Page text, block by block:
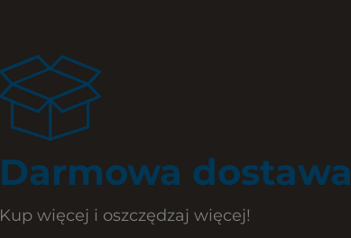
Darmowa dostawa
Kup więcej i oszczędzaj więcej!